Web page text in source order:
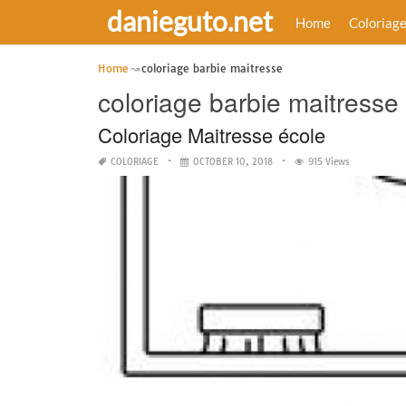
danieguto.net Home Coloriage
Home coloriage barbie maitresse
coloriage barbie maitresse
Coloriage Maitresse école
COLORIAGE OCTOBER 10, 2018 915 Views